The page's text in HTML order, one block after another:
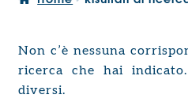
Non c’è nessuna
ricerca che hai
diversi.